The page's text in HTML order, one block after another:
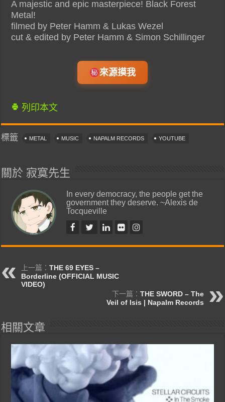
A majestic and epic masterpiece! Black Forest
Metal!
filmed by Peter Hamm & Lukas Wezel
cut & edited by Peter Hamm & Simon Schillinger
來源摸我
列印本文
標籤 METAL MUSIC NAPALM RECORDS YOUTUBE
關於 寂寞先生
In every democracy, the people get the
government they deserve. ~Alexis de
Tocqueville
上一篇：THE 69 EYES –
Borderline (OFFICIAL MUSIC
VIDEO)
下一篇： THE SWORD – The
Veil of Isis | Napalm Records
相關文章